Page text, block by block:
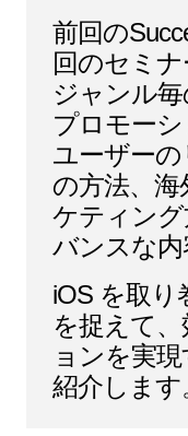
前回の
回のセミ
ジャンル
プロモーシ
ユーザー
の方法、
ケティン
バンスな内
iOS を取り
を捉えて
ョンを実
紹介します